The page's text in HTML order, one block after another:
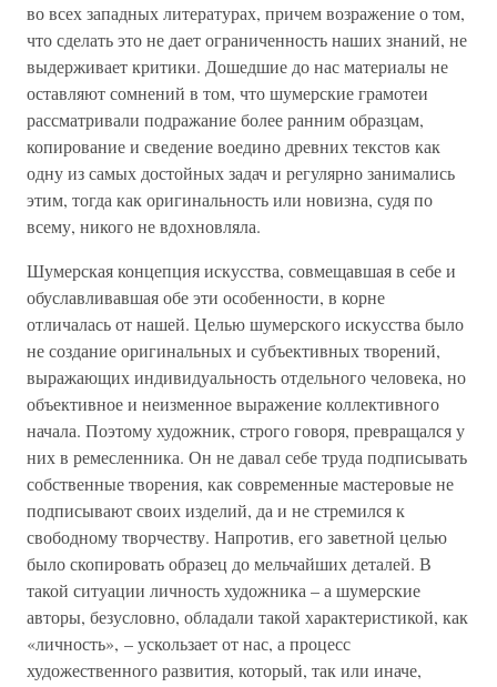
во всех западных литературах, причем возражение о том,
что сделать это не дает ограниченность наших знаний, не
выдерживает критики. Дошедшие до нас материалы не
оставляют сомнений в том, что шумерские грамотеи
рассматривали подражание более ранним образцам,
копирование и сведение воедино древних текстов как
одну из самых достойных задач и регулярно занимались
этим, тогда как оригинальность или новизна, судя по
всему, никого не вдохновляла.
Шумерская концепция искусства, совмещавшая в себе и
обуславливавшая обе эти особенности, в корне
отличалась от нашей. Целью шумерского искусства было
не создание оригинальных и субъективных творений,
выражающих индивидуальность отдельного человека, но
объективное и неизменное выражение коллективного
начала. Поэтому художник, строго говоря, превращался у
них в ремесленника. Он не давал себе труда подписывать
собственные творения, как современные мастеровые не
подписывают своих изделий, да и не стремился к
свободному творчеству. Напротив, его заветной целью
было скопировать образец до мельчайших деталей. В
такой ситуации личность художника – а шумерские
авторы, безусловно, обладали такой характеристикой, как
«личность», – ускользает от нас, а процесс
художественного развития, который, так или иначе,